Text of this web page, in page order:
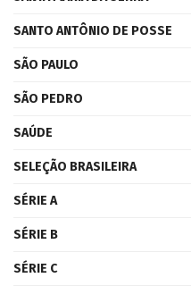
SANTO ANTÔNIO DE POSSE
SÃO PAULO
SÃO PEDRO
SAÚDE
SELEÇÃO BRASILEIRA
SÉRIE A
SÉRIE B
SÉRIE C